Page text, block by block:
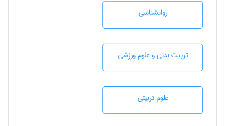
روانشناسی
تربيت بدنی و علوم ورزشی
علوم تربيتی